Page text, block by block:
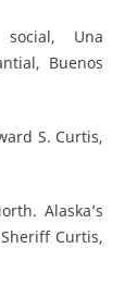
Una
Buenos
S. Curtis,
Alaska’s
Curtis,